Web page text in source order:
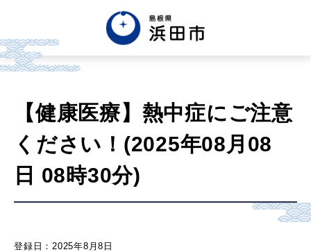
한글 Tiếng việt Tagalog
市政情報
【健康医療】熱中症にご注意
ください！(2025年08月08
日 08時30分)
登録日：2025年8月8日